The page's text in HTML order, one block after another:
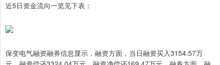
近5日资金流向一览见下表：
保变电气融资融券信息显示，融资方面，当日融资买入3154.57万